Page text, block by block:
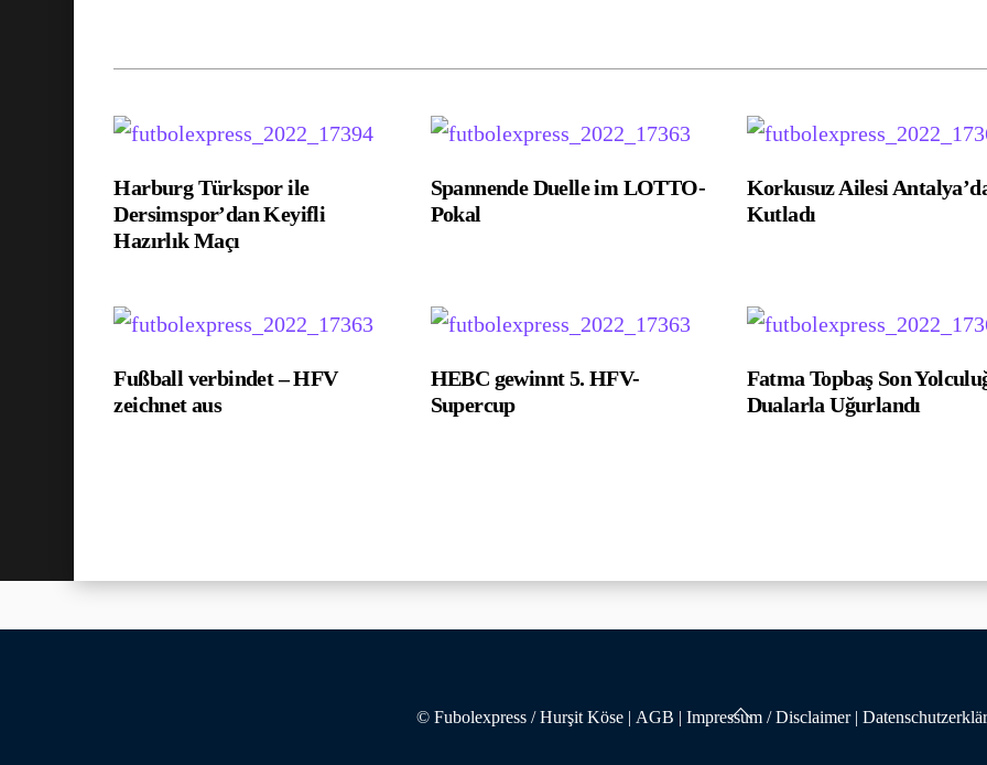
Harburg Türkspor ile
Dersimspor’dan Keyifli
Hazırlık Maçı
Spannende Duelle im LOTTO-
Pokal
Korkusuz Ailesi
Kutladı
Fußball verbindet – HFV
zeichnet aus
HEBC gewinnt 5. HFV-
Supercup
Fatma Topbaş Son
Dualarla Uğurlandı
Back
© Fubolexpress / Hurşit Köse| AGB | Impressum / Disclaimer|